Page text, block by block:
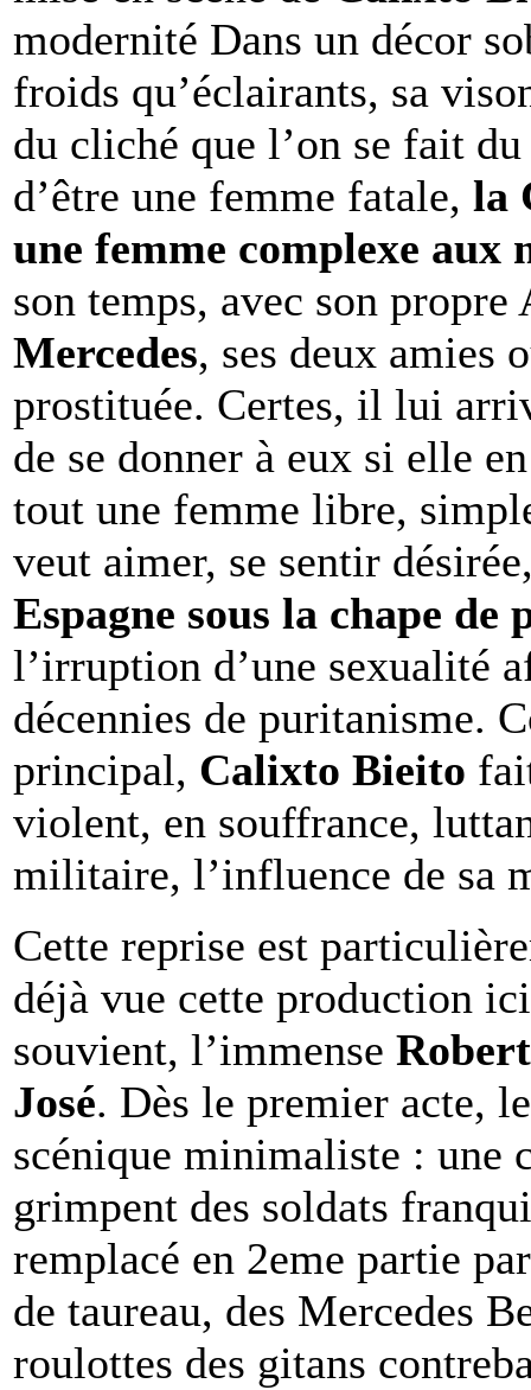
modernité Dans un décor
froids qu’éclairants, sa
du cliché que l’on se fait
d’être une femme fatale, la
une femme complexe aux
son temps, avec son
Mercedes, ses deux amies
prostituée. Certes, il lui
de se donner à eux si elle
tout une femme libre,
veut aimer, se sentir
Espagne sous la chape
l’irruption d’une sexualité
décennies de puritanisme.
principal, Calixto Bieito
violent, en souffrance,
militaire, l’influence de sa
Cette reprise est
déjà vue cette production
souvient, l’immense
José. Dès le premier acte,
scénique minimaliste : une
grimpent des soldats
remplacé en 2eme partie
de taureau, des Mercedes
roulottes des gitans